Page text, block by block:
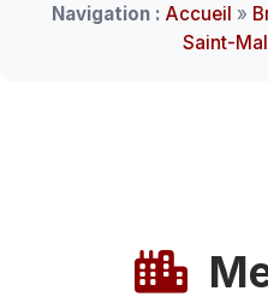
Navigation : Accueil »
Saint-